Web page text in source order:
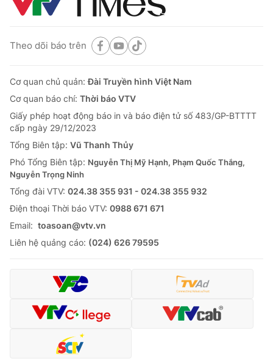
Theo dõi báo trên
Cơ quan chủ quản:Đài Truyền hình Việt Nam
Cơ quan báo chí: Thời báo VTV
Giấy phép hoạt động báo in và báo điện tử số 483/GP-BTTTT
cấp ngày 29/12/2023
Tổng Biên tập: Vũ Thanh Thủy
Phó Tổng Biên tập: Nguyễn Thị Mỹ Hạnh, Phạm Quốc Thắng,
Nguyễn Trọng Ninh
Tổng đài VTV: 024.38 355 931 - 024.38 355 932
Ðiện thoại Thời báo VTV: 0988 671 671
Email: toasoan@vtv.vn
Liên hệ quảng cáo: (024) 626 79595